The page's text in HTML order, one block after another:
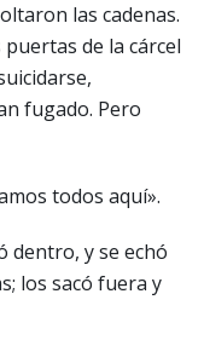
las cadenas.
de la cárcel
fugado. Pero
todos aquí».
dentro, y se echó
los sacó fuera y